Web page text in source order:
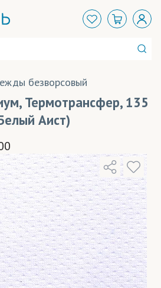
безворсовый
Термотрансфер, 135
Аист)